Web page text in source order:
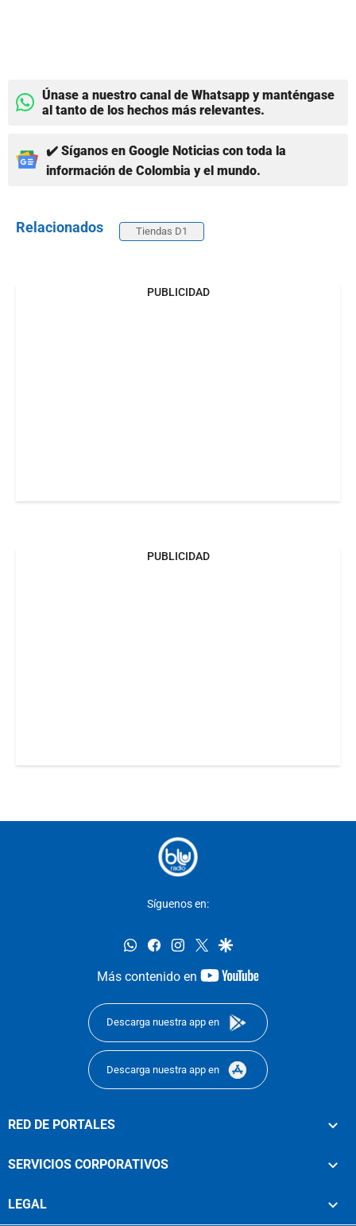
Únase a nuestro canal de Whatsapp y manténgase
al tanto de los hechos más relevantes.
✔️ Síganos en Google Noticias con toda la
información de Colombia y el mundo.
Relacionados Tiendas D1
PUBLICIDAD
PUBLICIDAD
Síguenos en:
whatsappfacebookinstagram
twittergoogle
Más contenido en
youtube-
Descarga nuestra app en
Descarga nuestra app en
RED DE PORTALES
SERVICIOS CORPORATIVOS
LEGAL